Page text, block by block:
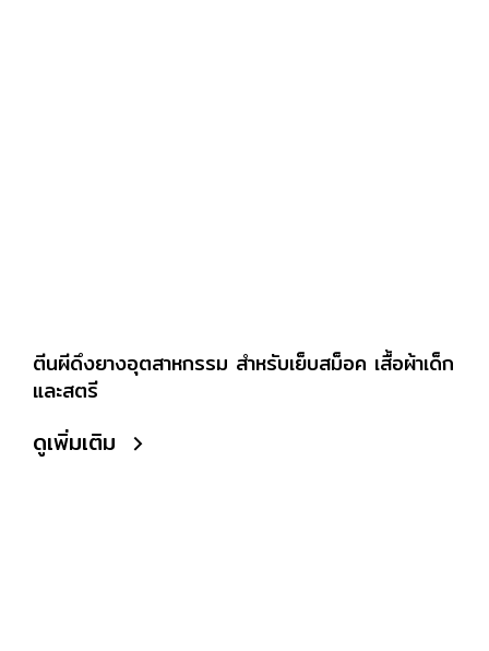
ตีนผีดึงยางอุตสาหกรรม สำหรับเย็บสม็อค เสื้อผ้าเด็ก
และสตรี
ดูเพิ่มเติม